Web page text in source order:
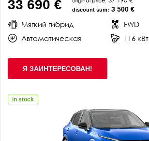
33 690 € discount sum: 3 500 €
Мягкий гибрид
FWD
Автоматическая
116 кВт
Я ЗАИНТЕРЕСОВАН!
in stock